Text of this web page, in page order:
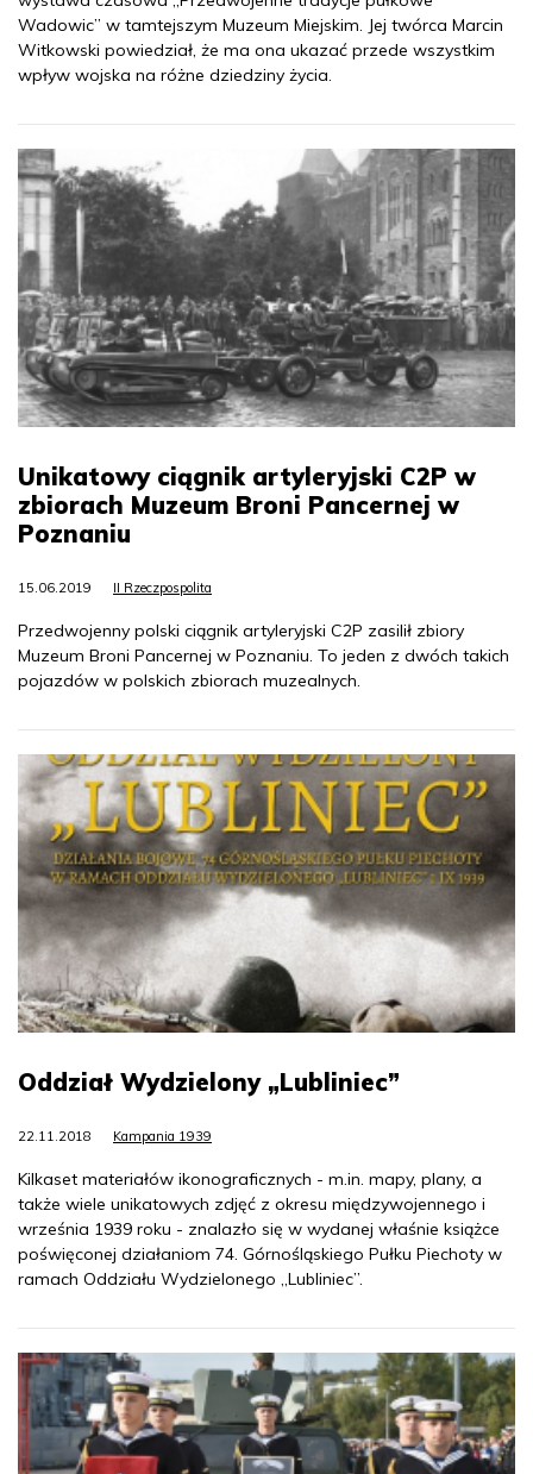
Wadowic” w tamtejszym Muzeum Miejskim. Jej twórca Marcin
Witkowski powiedział, że ma ona ukazać przede wszystkim
wpływ wojska na różne dziedziny życia.
Unikatowy ciągnik artyleryjski C2P w
zbiorach Muzeum Broni Pancernej w
Poznaniu
15.06.2019 II Rzeczpospolita
Przedwojenny polski ciągnik artyleryjski C2P zasilił zbiory
Muzeum Broni Pancernej w Poznaniu. To jeden z dwóch takich
pojazdów w polskich zbiorach muzealnych.
Oddział Wydzielony „Lubliniec”
22.11.2018 Kampania 1939
Kilkaset materiałów ikonograficznych - m.in. mapy, plany, a
także wiele unikatowych zdjęć z okresu międzywojennego i
września 1939 roku - znalazło się w wydanej właśnie książce
poświęconej działaniom 74. Górnośląskiego Pułku Piechoty w
ramach Oddziału Wydzielonego „Lubliniec”.